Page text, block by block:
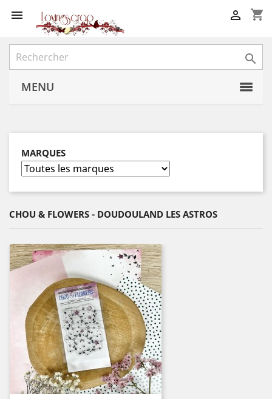
 shopping_cart


MENU
MARQUES
CHOU & FLOWERS - DOUDOULAND LES ASTROS